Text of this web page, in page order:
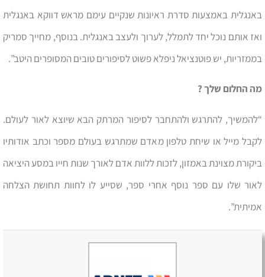
באנגלית באמצעות סדרת ראיונות שנקיים עימם מראש דווקא באנגלית
ואז אותם נוכל יחד לתמלל, לערוך ולעצב באנגלית. בנוסף, מחייך סמריק
בממזריות, יש פוטנציאל ניפלא פשוט לסיפורים טובים המסופרים היטב”.
מה החלום שלך ?
“להמשיך, להתרגש ולהתחבר לסיפור המרתק הבא שיוצא לאור לעולם.
לקבל מייל או שיחת טלפון מאדם שמתרגש בעולם מספר וכתב אודותיו
ביקורת מצוינת באמזון, לזכות ללוות אדם לאורך שנות חייו במסע היציאה
לאור שלו עם ספר נוסף אחרי ספר, שסייע לו לחוות תחושת הצלחה
אמיתית”.